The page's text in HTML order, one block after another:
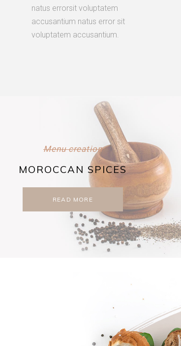
natus errorsit voluptatem
accusantium natus error sit
voluptatem accusantium.
Menu creation
MOROCCAN SPICES
READ MORE